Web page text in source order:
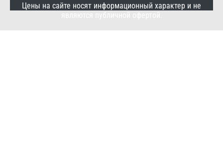
Цены на сайте носят информационный характер и не